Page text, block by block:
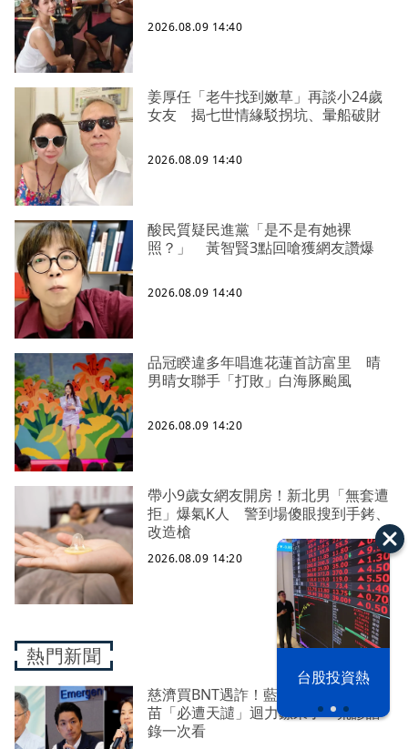
台股投資熱
2026.08.09 14:40
姜厚任「老牛找到嫩草」再談小24歲
女友 揭七世情緣駁拐坑、暈船破財
2026.08.09 14:40
酸民質疑民進黨「是不是有她裸
照？」 黃智賢3點回嗆獲網友讚爆
2026.08.09 14:40
品冠睽違多年唱進花蓮首訪富里 晴
男晴女聯手「打敗」白海豚颱風
2026.08.09 14:20
帶小9歲女網友開房！新北男「無套遭
拒」爆氣K人 警到場傻眼搜到手銬、
改造槍
2026.08.09 14:20
熱門新聞
慈濟買BNT遇詐！藍白昔嗆政府擋疫
苗「必遭天譴」迴力鏢來了 荒謬語
錄一次看